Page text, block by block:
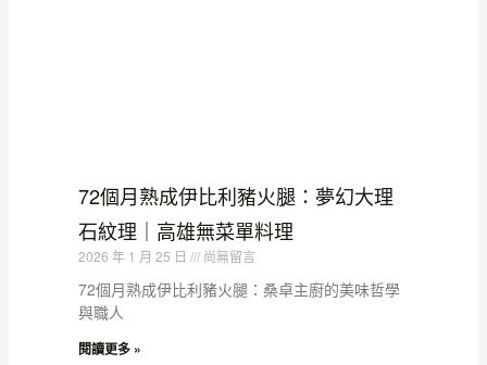
72個月熟成伊比利豬火腿：夢幻大理
石紋理｜高雄無菜單料理
2026 年 1 月 25 日 尚無留言
72個月熟成伊比利豬火腿：桑卓主廚的美味哲學
與職人
閱讀更多 »